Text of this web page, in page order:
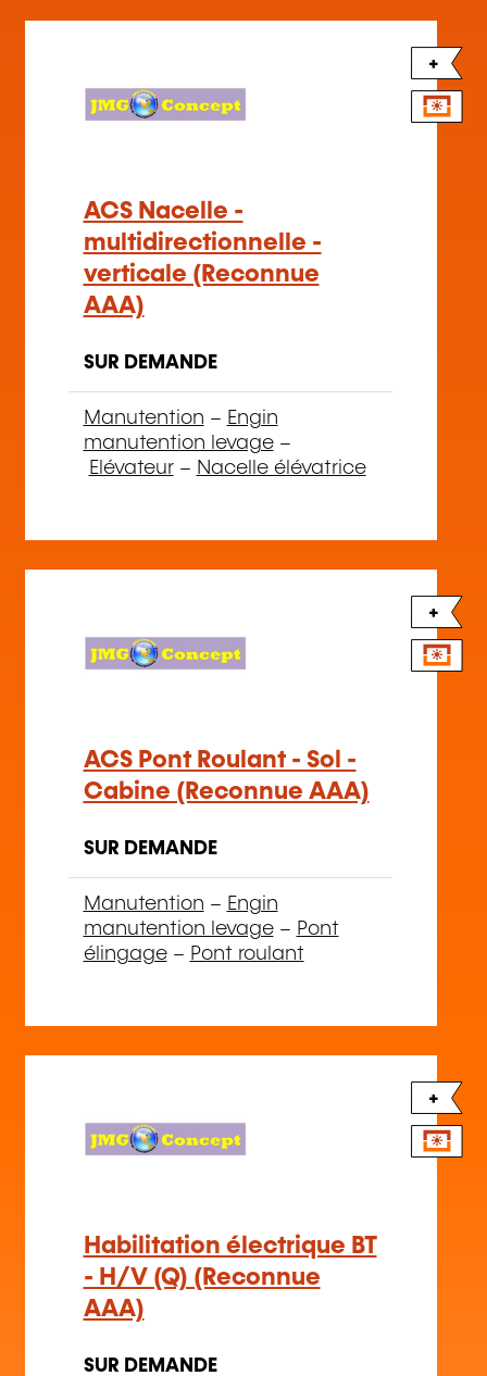
+
ACS Nacelle -
multidirectionnelle -
verticale (Reconnue
AAA)
SUR DEMANDE
Manutention – Engin
manutention levage–
Elévateur– Nacelle élévatrice
+
ACS Pont Roulant - Sol -
Cabine (Reconnue AAA)
SUR DEMANDE
Manutention – Engin
manutention levage– Pont
élingage– Pont roulant
+
Habilitation électrique BT
- H/V (Q) (Reconnue
AAA)
SUR DEMANDE